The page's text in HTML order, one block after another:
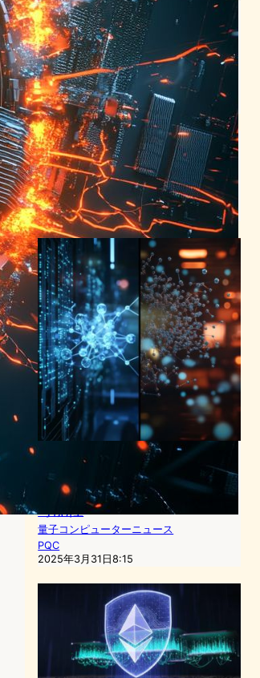
ビットコイン量子耐性アップ
グレードの真実—セイラー氏
が語る「脅威」ではなく「強
化」のシナリオ
ブロックチェーンニュース
2025年12月19日15:45
量子コンピュータ対抗の新暗
号技術、格子ベースアルゴリ
ズムの挑戦と進化
量子コンピューターニュース
2024年5月28日22:41
SANS研究主任が語る量子コ
ンピューティングの真価 – 暗
号解読より科学発展に大きな
量子コンピューターニュース
PQC
2025年3月31日8:15